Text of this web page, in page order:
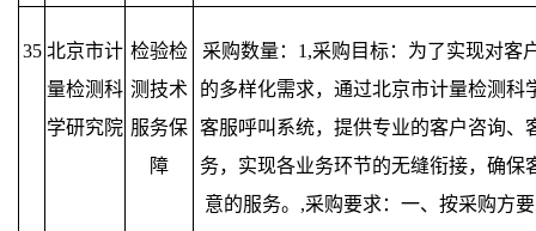
35 北京市计
量检测科
学研究院
检验检
测技术
服务保
障
采购数量：1,采购目标：为了实现对客
的多样化需求，通过北京市计量检测科
客服呼叫系统，提供专业的客户咨询、
务，实现各业务环节的无缝衔接，确保
意的服务。,采购要求：一、按采购方